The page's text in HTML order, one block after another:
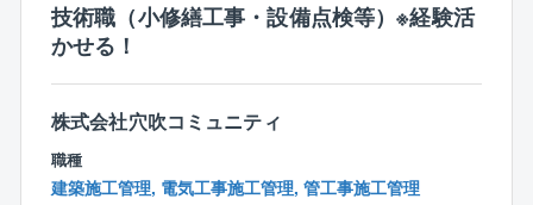
場合は振替休日を取得いただきます。
【同ポジションで働く魅力】
■ご経験を活かして働き方改善可能！
年間休日129日、所定労働時間7.5時間、残業20～30時
間、フレックス制度導入等、プライベートと両立しな
がら業務に取り組むことができる環境が整っているの
技術職（小修繕工事・設備点検等）※経験活
かせる！
株式会社穴吹コミュニティ
職種
建築施工管理, 電気工事施工管理, 管工事施工管理